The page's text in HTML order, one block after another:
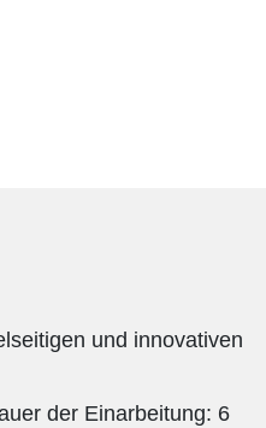
und innovativen
der Einarbeitung: 6